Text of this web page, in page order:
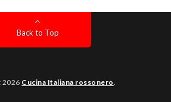
Back to Top
2026 Cucina Italiana rossonero